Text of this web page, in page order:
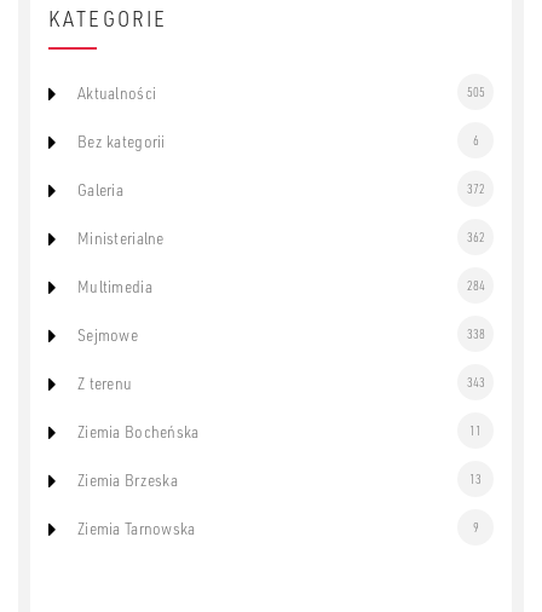
KATEGORIE
Aktualności 505
Bez kategorii 6
Galeria 372
Ministerialne 362
Multimedia 284
Sejmowe 338
Z terenu 343
Ziemia Bocheńska 11
Ziemia Brzeska 13
Ziemia Tarnowska 9